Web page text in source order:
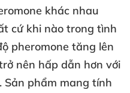
khác nhau
cứ khi nào trong tình
pheromone tăng lên
nên hấp dẫn hơn với
. Sản phẩm mang tính